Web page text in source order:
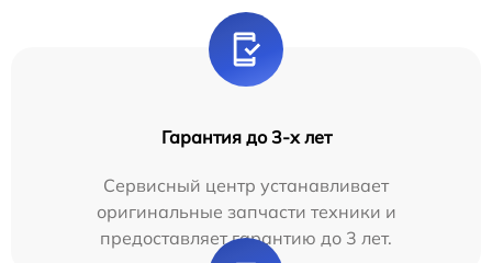
Гарантия до 3-х лет
Сервисный центр устанавливает
оригинальные запчасти техники и
предоставляет гарантию до 3 лет.